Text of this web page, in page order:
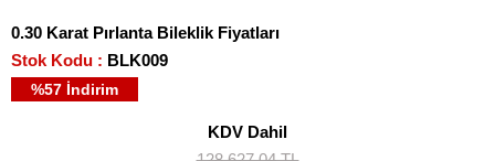
0.30 Karat Pırlanta Bileklik Fiyatları
Stok Kodu
BLK009
%57 İndirim
KDV Dahil